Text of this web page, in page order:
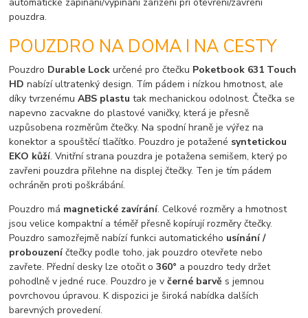
pouzdra.
POUZDRO NA DOMA I NA CESTY
Pouzdro Durable Lock určené pro čtečku Poketbook 631 Touch
HD nabízí ultratenký design. Tím pádem i nízkou hmotnost, ale
díky tvrzenémuABS plastu tak mechanickou odolnost. Čtečka se
napevno zacvakne do plastové vaničky, která je přesně
uzpůsobena rozměrům čtečky. Na spodní hraně je výřez na
konektor a spouštěcí tlačítko. Pouzdro je potažené syntetickou
EKO kůží. Vnitřní strana pouzdra je potažena semišem, který po
zavřeni pouzdra přilehne na displej čtečky. Ten je tím pádem
ochráněn proti poškrábání.
Pouzdro má magnetické zavírání. Celkové rozměry a hmotnost
jsou velice kompaktní a téměř přesně kopírují rozměry čtečky.
Pouzdro samozřejmě nabízí funkci automatického usínání /
probouzeníčtečky podle toho, jak pouzdro otevřete nebo
zavřete. Přední desky lze otočit o360° a pouzdro tedy držet
pohodlně v jedné ruce. Pouzdro je včerné barvě s jemnou
povrchovou úpravou. K dispozici je široká nabídka dalších
barevných provedení.